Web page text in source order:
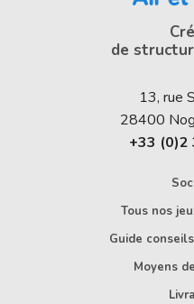
de
13, rue
28400
+33 (0)2
Tous nos
Guide
Moyens